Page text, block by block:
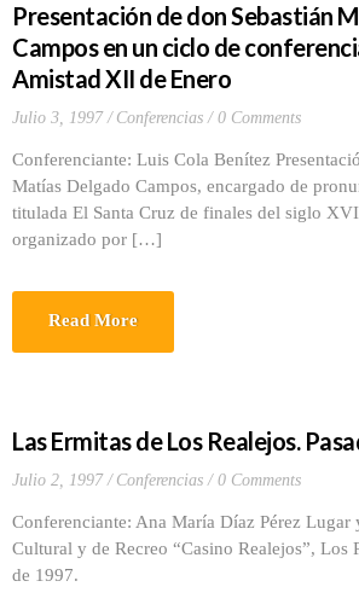
Presentación de don Sebastián
Campos en un ciclo de
Amistad XII de Enero
Julio 3, 1997 Conferencias 0 Comments
Conferenciante: Luis Cola Benítez
Matías Delgado Campos, encargado de
titulada El Santa Cruz de finales del siglo
organizado por […]
Read More
Las Ermitas de Los Realejos.
Julio 2, 1997 Conferencias 0 Comments
Conferenciante: Ana María Díaz Pérez Lugar
Cultural y de Recreo “Casino Realejos”, Los
de 1997.